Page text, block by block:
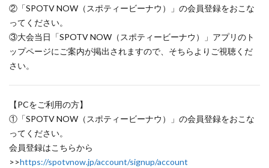
②「SPOTV NOW（スポティービーナウ）」の会員登録をおこな
ってください。
③大会当日「SPOTV NOW（スポティービーナウ）」アプリのト
ップページにご案内が掲出されますので、そちらよりご視聴くだ
さい。
【PCをご利用の方】
①「SPOTV NOW（スポティービーナウ）」の会員登録をおこな
ってください。
会員登録はこちらから
>>https://spotvnow.jp/account/signup/account